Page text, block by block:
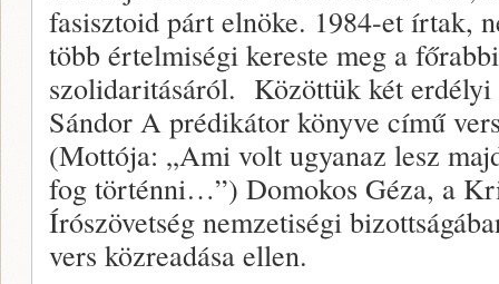
fasisztoid párt elnöke. 1984-et írtak,
több értelmiségi kereste meg a
szolidaritásáról. Közöttük két
Sándor A prédikátor könyve című
(Mottója: „Ami volt ugyanaz lesz
fog történni…”) Domokos Géza, a
Írószövetség nemzetiségi
vers közreadása ellen.